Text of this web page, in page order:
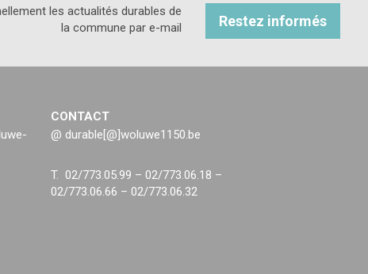
les actualités durables de
la commune par e-mail
Restez informés
CONTACT
@ durable[@]woluwe1150.be
T. 02/773.05.99 – 02/773.06.18 –
02/773.06.66 – 02/773.06.32